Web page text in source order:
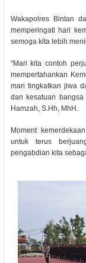
Wakapolres Bintan
memperingati hari
semoga kita lebih
“Mari kita contoh
mempertahankan
mari tingkatkan jiwa
dan kesatuan
Hamzah, S.Hh, MhH.
Moment
untuk terus
pengabdian kita